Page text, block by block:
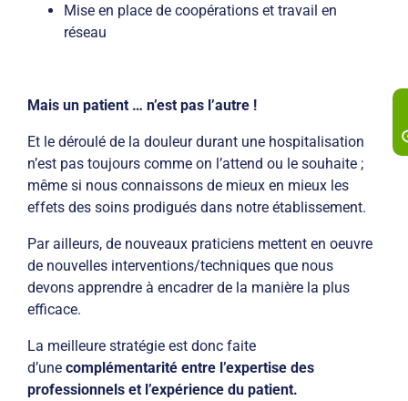
Mise en place de coopérations et travail en
réseau
Mais un patient … n’est pas l’autre !
Et le déroulé de la douleur durant une hospitalisation
n’est pas toujours comme on l’attend ou le souhaite ;
même si nous connaissons de mieux en mieux les
effets des soins prodigués dans notre établissement.
Par ailleurs, de nouveaux praticiens mettent en oeuvre
de nouvelles interventions/techniques que nous
devons apprendre à encadrer de la manière la plus
efficace.
La meilleure stratégie est donc faite
d’une complémentarité entre l’expertise des
professionnels et l’expérience du patient.